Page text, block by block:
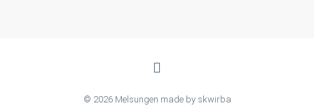
© 2026 Melsungen made by skwirba